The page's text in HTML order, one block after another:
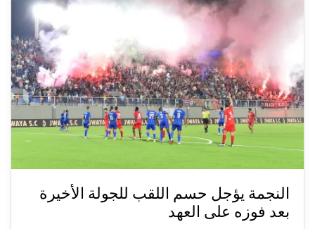
النجمة يؤجل حسم اللقب للجولة الأخيرة
بعد فوزه على العهد